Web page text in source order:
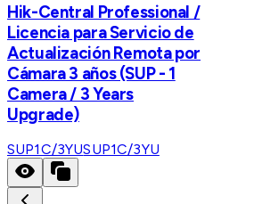
Hik-Central Professional /
Licencia para Servicio de
Actualización Remota por
Cámara 3 años (SUP - 1
Camera / 3 Years
Upgrade)
SUP1C/3YUSUP1C/3YU